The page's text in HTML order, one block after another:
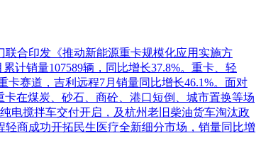
合印发《推动新能源重卡规模化应用实施方
计销量107589辆，同比增长37.8%。重卡、轻
赛道，吉利远程7月销量同比增长46.1%。面对
在煤炭、砂石、商砼、港口短倒、城市置换等场
电搅拌车交付开启，及杭州老旧柴油货车淘汰政
商成功开拓民生医疗全新细分市场，销量同比增